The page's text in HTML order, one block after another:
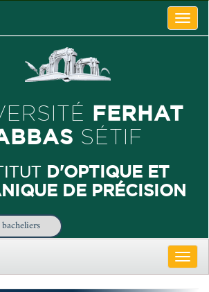
Toggle
FERHAT
SÉTIF
D'OPTIQUE ET
DE PRÉCISION
Toggle